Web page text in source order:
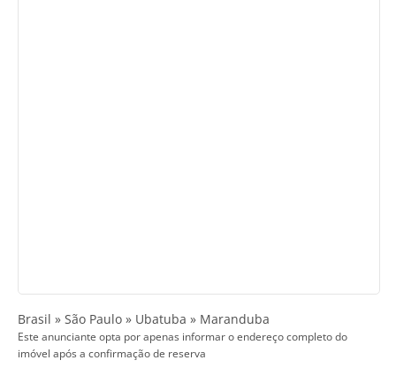
Brasil » São Paulo » Ubatuba » Maranduba
Este anunciante opta por apenas informar o endereço completo do
imóvel após a confirmação de reserva